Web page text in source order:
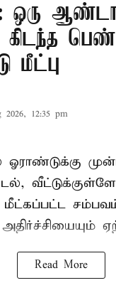
ஒரு
கிடந்த பெண்
மீட்பு
2026, 12:35 pm
ஓராண்டுக்கு
மீட்கப்பட்ட
Read More